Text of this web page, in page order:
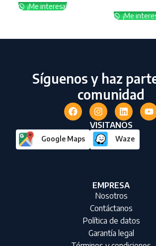
¡Me interesa!
¡Me
Síguenos y haz
comunidad
VISITANOS
Google Maps Waze
EMPRESA
Nosotros
Contáctanos
Política de datos
Garantía legal